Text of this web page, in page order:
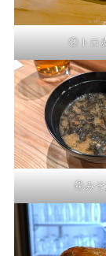
②トロ
④みそ